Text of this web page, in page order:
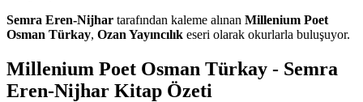
Semra Eren-Nijhar tarafından kaleme alınan Millenium Poet
Osman Türkay, Ozan Yayıncılık eseri olarak okurlarla buluşuyor.
Millenium Poet Osman Türkay - Semra
Eren-Nijhar Kitap Özeti